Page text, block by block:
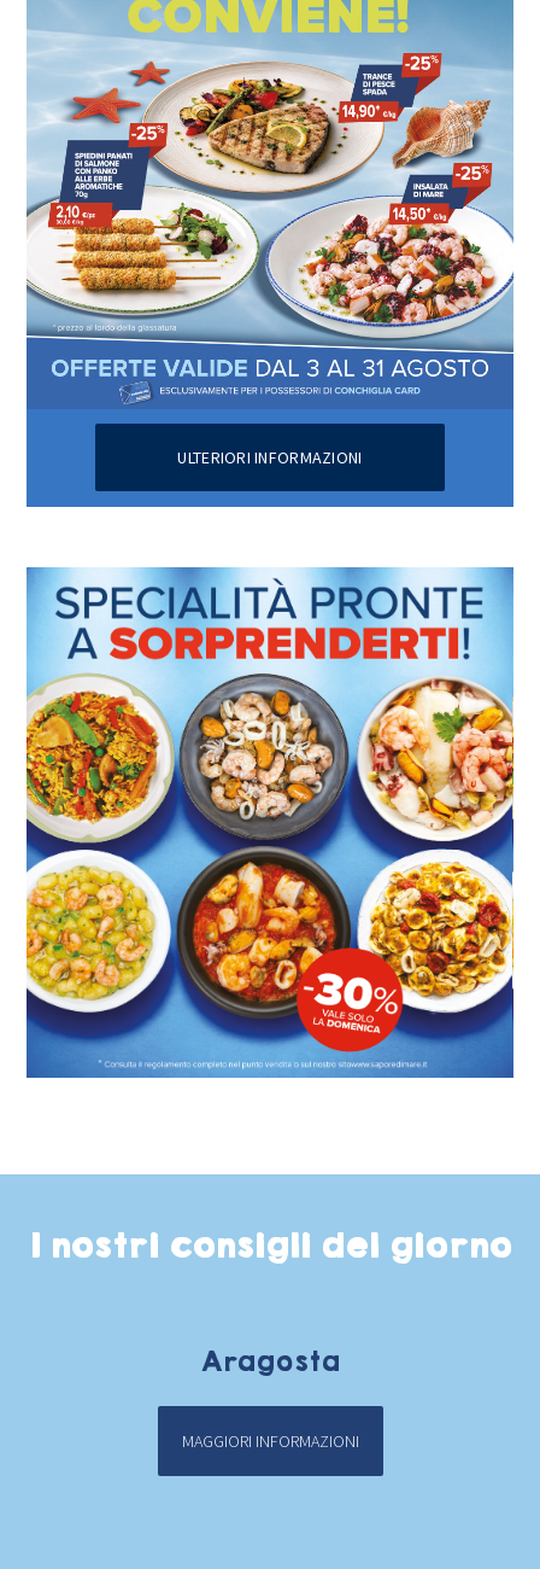
ULTERIORI INFORMAZIONI
I nostri consigli del giorno
Aragosta
MAGGIORI INFORMAZIONI